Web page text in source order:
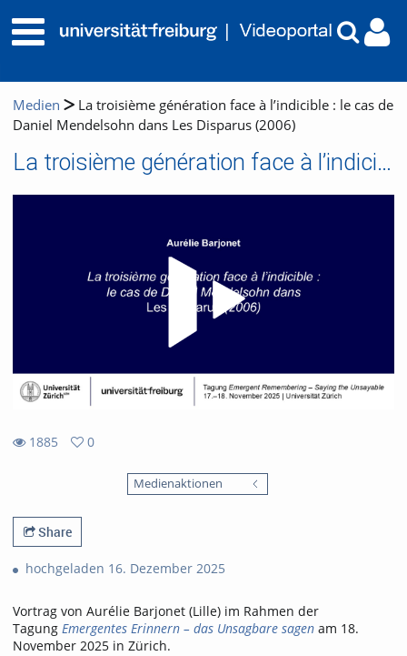
Medien
La troisième génération face à l’indicible : le cas de
Daniel Mendelsohn dans Les Disparus (2006)
La troisième génération face à l’indicible : le cas de Daniel Mendelsohn dans Les Disparus (2006)
1885
0
Medienaktionen
Share
hochgeladen 16. Dezember 2025
Vortrag von Aurélie Barjonet (Lille) im Rahmen der
Tagung Emergentes Erinnern – das Unsagbare sagen am 18.
November 2025 in Zürich.